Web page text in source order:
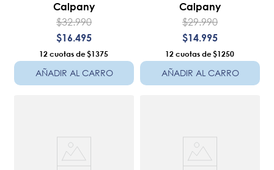
Calpany
$32.990
$16.495
12 $1375
AÑADIR AL CARRO
Calpany
$29.990
$14.995
12 $1250
AÑADIR AL CARRO